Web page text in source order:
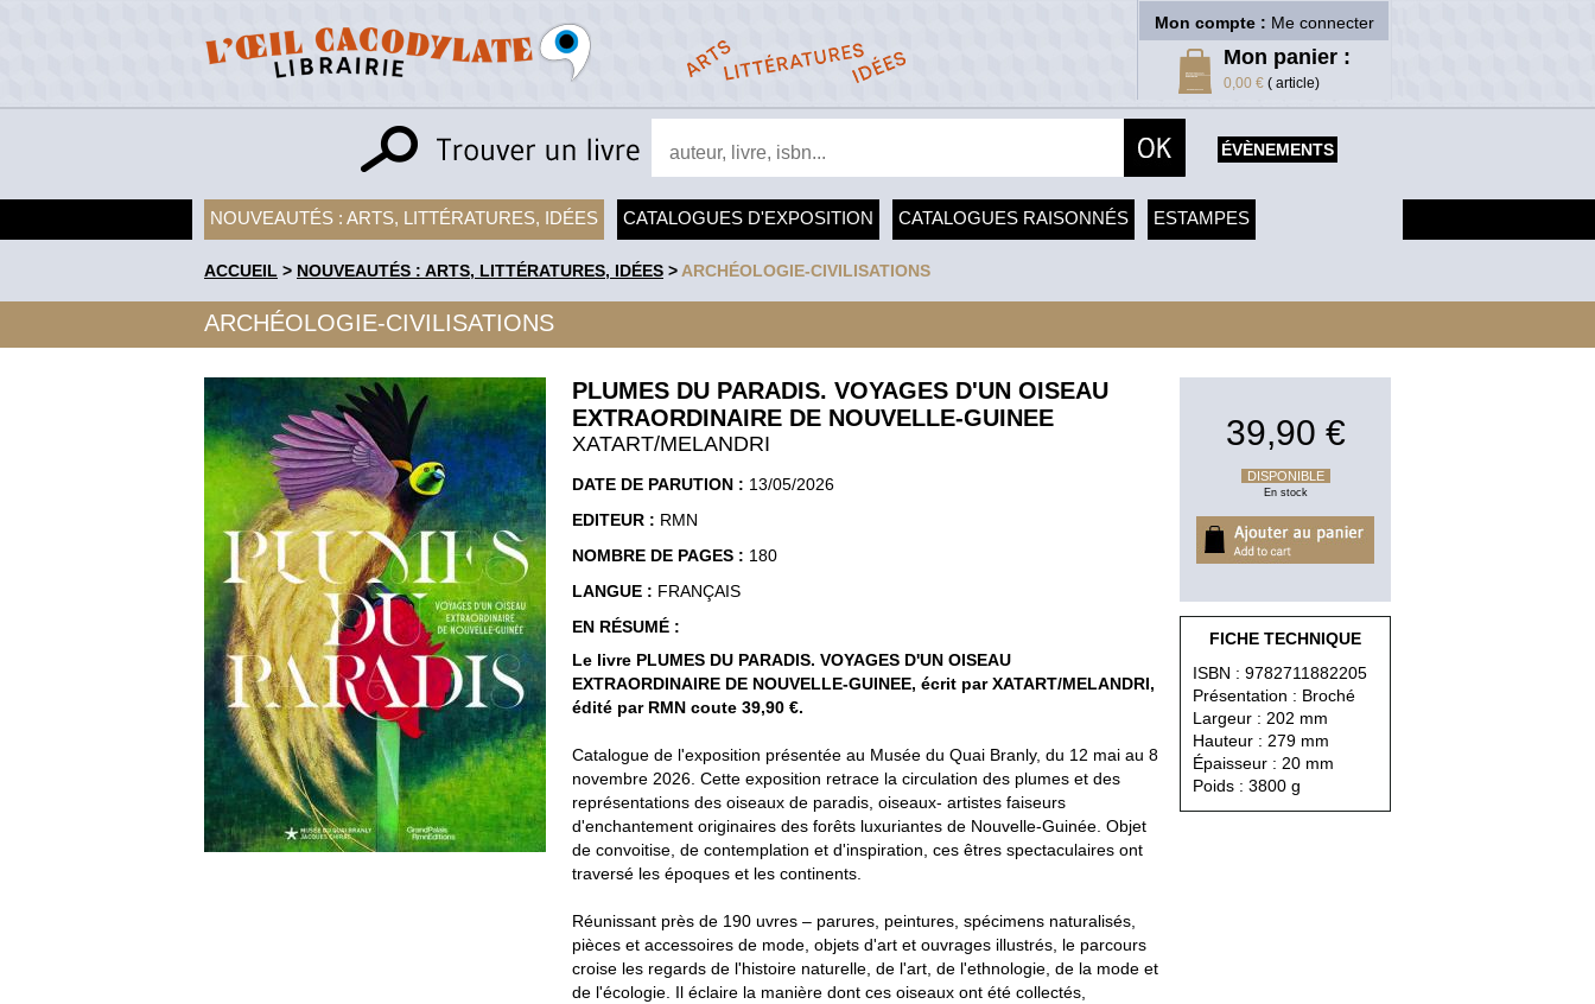
Mon compte : Me connecter
Mon panier :
0,00 € ( article)
ÉVÈNEMENTS
NOUVEAUTÉS : ARTS, LITTÉRATURES, IDÉES CATALOGUES D'EXPOSITION CATALOGUES RAISONNÉS ESTAMPES
ACCUEIL > NOUVEAUTÉS : ARTS, LITTÉRATURES, IDÉES > ARCHÉOLOGIE-CIVILISATIONS
ARCHÉOLOGIE-CIVILISATIONS
PLUMES DU PARADIS. VOYAGES D'UN OISEAU
EXTRAORDINAIRE DE NOUVELLE-GUINEE
XATART/MELANDRI
DATE DE PARUTION : 13/05/2026
EDITEUR : RMN
NOMBRE DE PAGES : 180
LANGUE : FRANÇAIS
EN RÉSUMÉ :
Le livre PLUMES DU PARADIS. VOYAGES D'UN OISEAU
EXTRAORDINAIRE DE NOUVELLE-GUINEE, écrit par XATART/MELANDRI,
édité par RMN coute 39,90 €.
Catalogue de l'exposition présentée au Musée du Quai Branly, du 12 mai au 8
novembre 2026. Cette exposition retrace la circulation des plumes et des
représentations des oiseaux de paradis, oiseaux- artistes faiseurs
d'enchantement originaires des forêts luxuriantes de Nouvelle-Guinée. Objet
de convoitise, de contemplation et d'inspiration, ces êtres spectaculaires ont
traversé les époques et les continents.
Réunissant près de 190 uvres – parures, peintures, spécimens naturalisés,
pièces et accessoires de mode, objets d'art et ouvrages illustrés, le parcours
croise les regards de l'histoire naturelle, de l'art, de l'ethnologie, de la mode et
de l'écologie. Il éclaire la manière dont ces oiseaux ont été collectés,
39,90 €
DISPONIBLE
En stock
FICHE TECHNIQUE
ISBN : 9782711882205
Présentation : Broché
Largeur : 202 mm
Hauteur : 279 mm
Épaisseur : 20 mm
Poids : 3800 g